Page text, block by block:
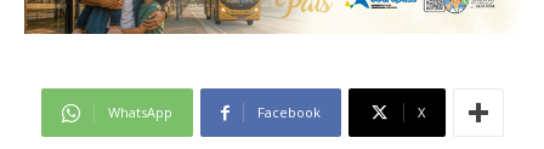
WhatsApp Facebook X